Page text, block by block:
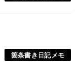
箇条書き日記メモ